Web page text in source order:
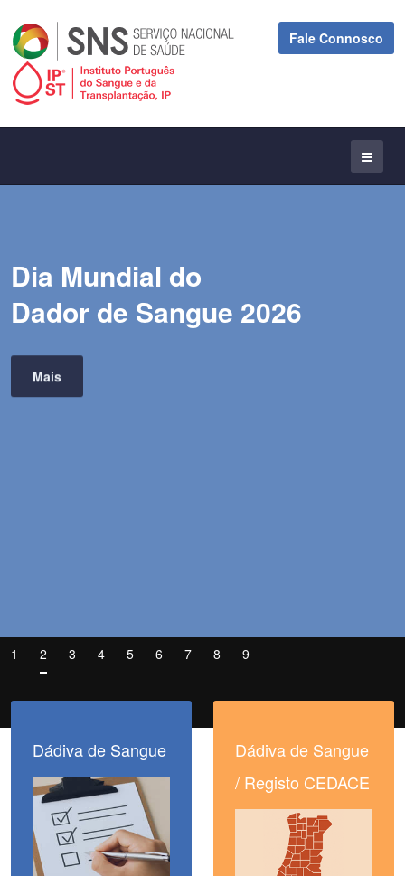
Fale Connosco
Dia Mundial do
Dador de Sangue 2026
Mais
Dádiva de Sangue
Dádiva de Sangue
/ Registo CEDACE